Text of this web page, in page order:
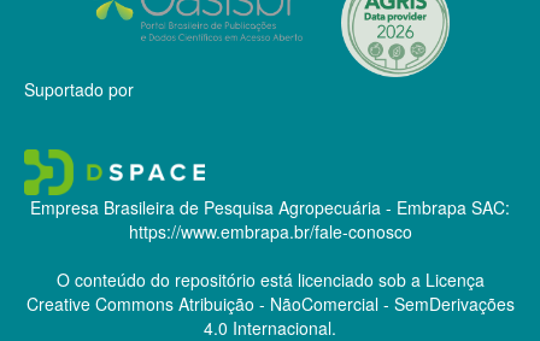
Suportado por
Empresa Brasileira de Pesquisa Agropecuária - Embrapa SAC:
https://www.embrapa.br/fale-conosco
O conteúdo do repositório está licenciado sob a Licença
Creative CommonsAtribuição - NãoComercial - SemDerivações
4.0 Internacional.